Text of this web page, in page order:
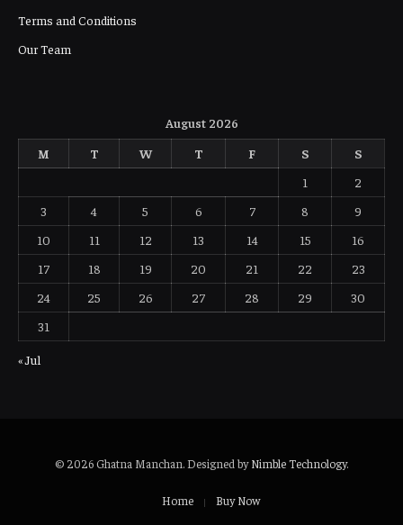
Terms and Conditions
Our Team
August 2026
M
T W T F S
S
1
2
3
4 5 6 7 8
9
10
11 12 13 14 15
16
17
18 19 20 21 22
23
24
25 26 27 28 29
30
31
« Jul
© 2026 Ghatna Manchan. Designed byNimble Technology.
Home Buy Now